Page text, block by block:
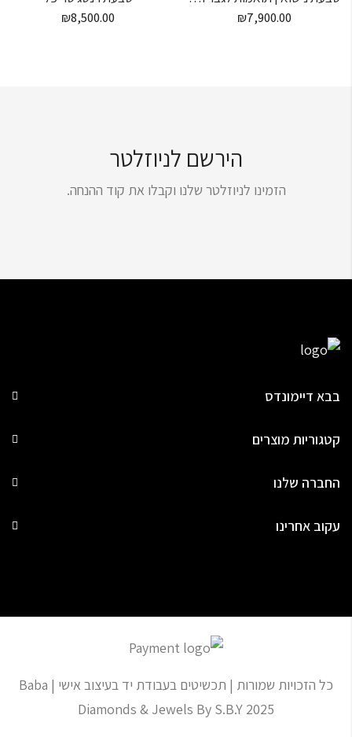
₪7,900.00
₪8,500.00
הירשם לניוזלטר
הזמינו לניוזלטר שלנו וקבלו את קוד ההנחה.
בבא דיימונדס
קטגוריות מוצרים
החברה שלנו
עקוב אחרינו
כל הזכויות שמורות | תכשיטים בעבודת יד בעיצוב אישי | Baba
Diamonds & Jewels By S.B.Y 2025